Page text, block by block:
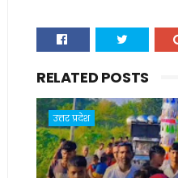
RELATED POSTS
उत्तर प्रदेश